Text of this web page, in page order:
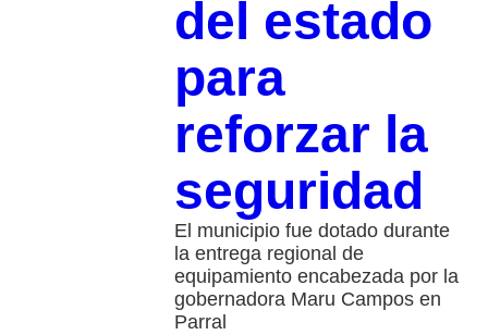
del estado
para
reforzar la
seguridad
El municipio fue dotado durante
la entrega regional de
equipamiento encabezada por la
gobernadora Maru Campos en
Parral